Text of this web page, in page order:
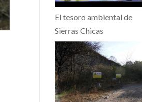
El tesoro ambiental de
Sierras Chicas